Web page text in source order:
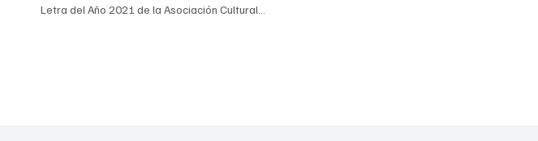
Letra del Año 2021 de la Asociación Cultural